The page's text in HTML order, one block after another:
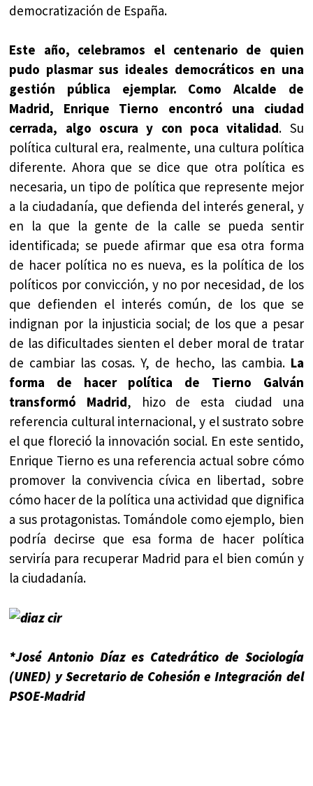
democratización de España.
Este año, celebramos el centenario de quien
pudo plasmar sus ideales democráticos en una
gestión pública ejemplar. Como Alcalde de
Madrid, Enrique Tierno encontró una ciudad
cerrada, algo oscura y con poca vitalidad. Su
política cultural era, realmente, una cultura política
diferente. Ahora que se dice que otra política es
necesaria, un tipo de política que represente mejor
a la ciudadanía, que defienda del interés general, y
en la que la gente de la calle se pueda sentir
identificada; se puede afirmar que esa otra forma
de hacer política no es nueva, es la política de los
políticos por convicción, y no por necesidad, de los
que defienden el interés común, de los que se
indignan por la injusticia social; de los que a pesar
de las dificultades sienten el deber moral de tratar
de cambiar las cosas. Y, de hecho, las cambia. La
forma de hacer política de Tierno Galván
transformó Madrid, hizo de esta ciudad una
referencia cultural internacional, y el sustrato sobre
el que floreció la innovación social. En este sentido,
Enrique Tierno es una referencia actual sobre cómo
promover la convivencia cívica en libertad, sobre
cómo hacer de la política una actividad que dignifica
a sus protagonistas. Tomándole como ejemplo, bien
podría decirse que esa forma de hacer política
serviría para recuperar Madrid para el bien común y
la ciudadanía.
*José Antonio Díaz es Catedrático de Sociología
(UNED) y Secretario de Cohesión e Integración del
PSOE-Madrid